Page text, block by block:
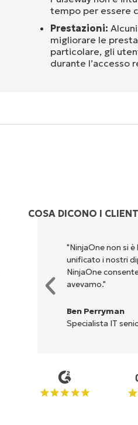
tempo per essere
Prestazioni:
migliorare le
particolare, gli
durante l’accesso
COSA DICONO I
"NinjaOne non si
unificato i nostri
NinjaOne
avevamo."
Ben Perryman
Specialista IT